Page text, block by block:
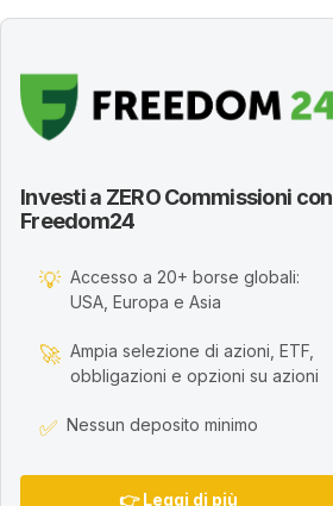
Investi a ZERO Commissioni con
Freedom24
💡 Accesso a 20+ borse globali:
USA, Europa e Asia
🚀 Ampia selezione di azioni, ETF,
obbligazioni e opzioni su azioni
✅ Nessun deposito minimo
👉 Leggi di più